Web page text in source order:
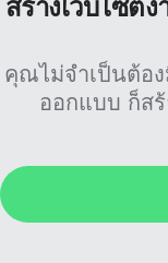
สร้างเว็บไซต์
คุณไม่จำเป็นต้อ
ออกแบบ ก็ส